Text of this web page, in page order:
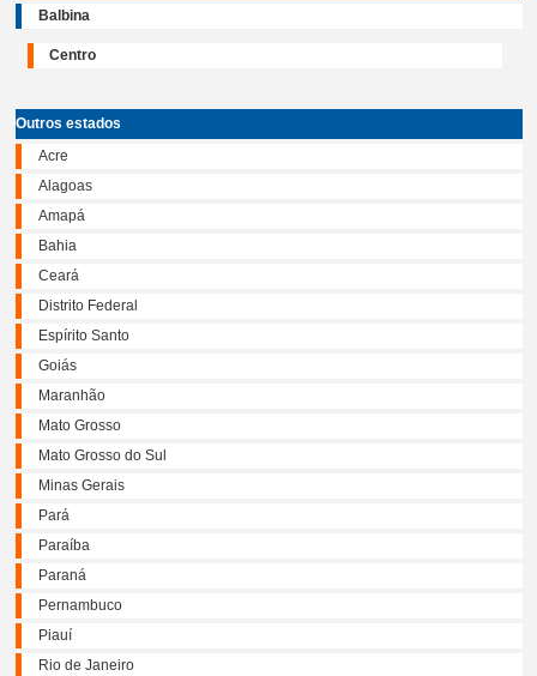
Balbina
Centro
Outros estados
Acre
Alagoas
Amapá
Bahia
Ceará
Distrito Federal
Espírito Santo
Goiás
Maranhão
Mato Grosso
Mato Grosso do Sul
Minas Gerais
Pará
Paraíba
Paraná
Pernambuco
Piauí
Rio de Janeiro